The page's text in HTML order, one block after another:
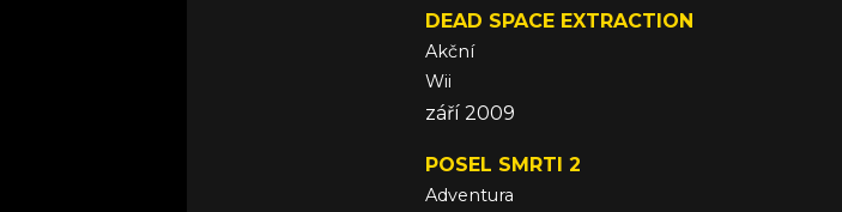
DEAD SPACE EXTRACTION
Akční
Wii
září 2009
POSEL SMRTI 2
Adventura